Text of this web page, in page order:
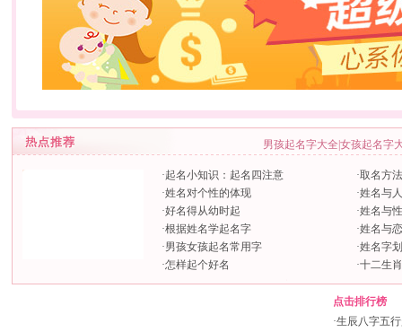
男孩起名字大全 女孩起名字
·起名小知识：起名四注意
·姓名对个性的体现
·好名得从幼时起
·根据姓名学起名字
·男孩女孩起名常用字
·怎样起个好名
·取名方
·姓名与
·姓名与
·姓名与
·姓名字
·十二生
点击排行榜
·生辰八字五